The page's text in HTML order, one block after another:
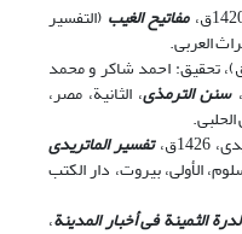
مفاتیح الغیب (التفسیر
العربی.
بن عیسی، الترمذی (م 279ق)، تحقیق: احمد شاکر و محمد
سنن الترمذی، الثانیة، مصر،
تفسیر الماتریدی
الأولی، بیروت، دار الکتب
الثمینة فی أخبار المدینة،